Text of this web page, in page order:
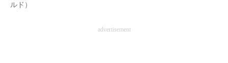
ルド）
advertisement